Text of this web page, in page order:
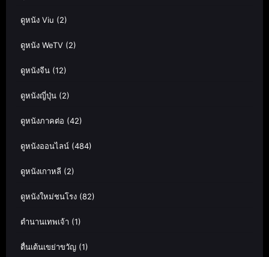
ดูหนัง Viu (2)
ดูหนัง WeTV (2)
ดูหนังจีน (12)
ดูหนังญี่ปุ่น (2)
ดูหนังภาคต่อ (42)
ดูหนังออนไลน์ (484)
ดูหนังเกาหลี (2)
ดูหนังใหม่ชนโรง (82)
ตำนานเทพเจ้า (1)
ตื่นเต้นเขย่าขวัญ (1)